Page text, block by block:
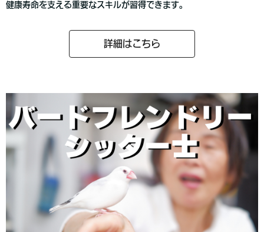
健康寿命を支える重要なスキルが習得できます。
詳細はこちら